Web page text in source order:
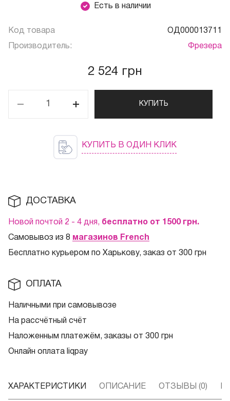
Есть в наличии
Код товара ОД000013711
Производитель: Фрезера
2 524 грн
КУПИТЬ
КУПИТЬ В ОДИН КЛИК
ДОСТАВКА
Новой почтой 2 - 4 дня, бесплатно от 1500 грн.
Самовывоз из 8 магазинов French
Бесплатно курьером по Харькову, заказ от 300 грн
ОПЛАТА
Наличными при самовывозе
На рассчётный счёт
Наложенным платежём, заказы от 300 грн
Онлайн оплата liqpay
ХАРАКТЕРИСТИКИ ОПИСАНИЕ ОТЗЫВЫ (0)